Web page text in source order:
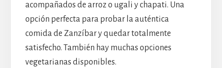
acompañados de arroz o ugali y chapati. Una
opción perfecta para probar la auténtica
comida de Zanzíbar y quedar totalmente
satisfecho. También hay muchas opciones
vegetarianas disponibles.